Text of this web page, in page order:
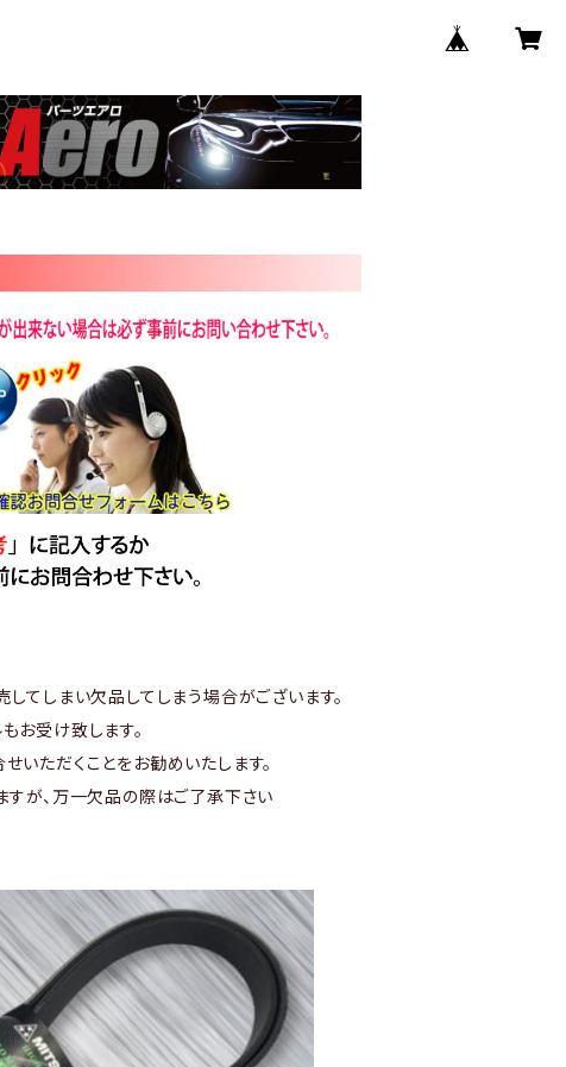
てしまい欠品してしまう場合がございます。
お受け致します。
ただくことをお勧めいたします。
すが、万一欠品の際はご了承下さい